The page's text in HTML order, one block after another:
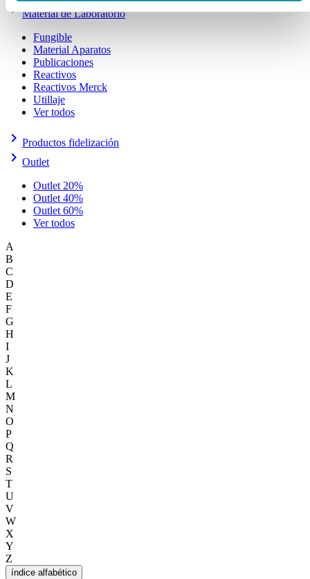
keyboard_arrow_rightMaterial de Laboratorio
Fungible
Material Aparatos
Publicaciones
Reactivos
Reactivos Merck
Utillaje
Ver todos
keyboard_arrow_right Productos fidelización
keyboard_arrow_right Outlet
Outlet 20%
Outlet 40%
Outlet 60%
Ver todos
A
B
C
D
E
F
G
H
I
J
K
L
M
N
O
P
Q
R
S
T
U
V
W
X
Y
Z
índice alfabético